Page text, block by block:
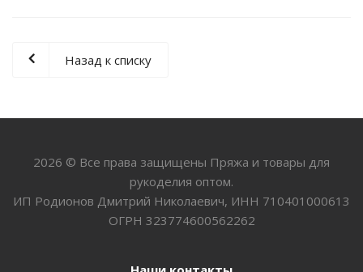
Назад к списку
2026 © Все права защищены Пряжа и товары для
рукоделия оптом.
ИП Родионов Дмитрий Николаевич, ИНН 710401000613
ОГРН 323774600562262